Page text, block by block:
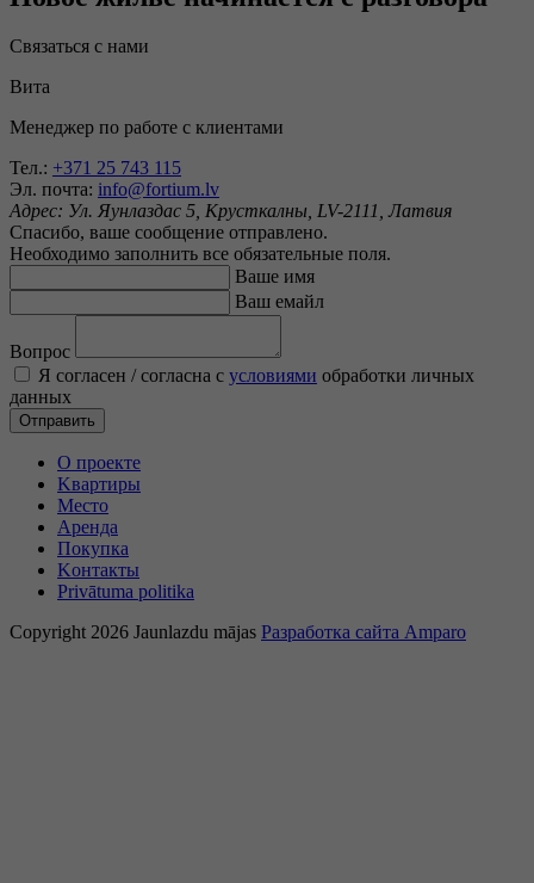
Связаться с нами
Вита
Менеджер по работе с клиентами
Тел.: +371 25 743 115
Эл. почта: info@fortium.lv
Адрес: Ул. Яунлаздас 5, Крусткалны, LV-2111, Латвия
Спасибо, ваше сообщение отправлено.
Необходимо заполнить все обязательные поля.
Ваше имя
Ваш емайл
Вопрос
Я согласен / согласна c условиями обработки личных
данных
Отправить
O проекте
Kвартиры
Mесто
Аренда
Покупка
Kонтакты
Privātuma politika
Copyright 2026 Jaunlazdu mājas Разработка сайта Amparo